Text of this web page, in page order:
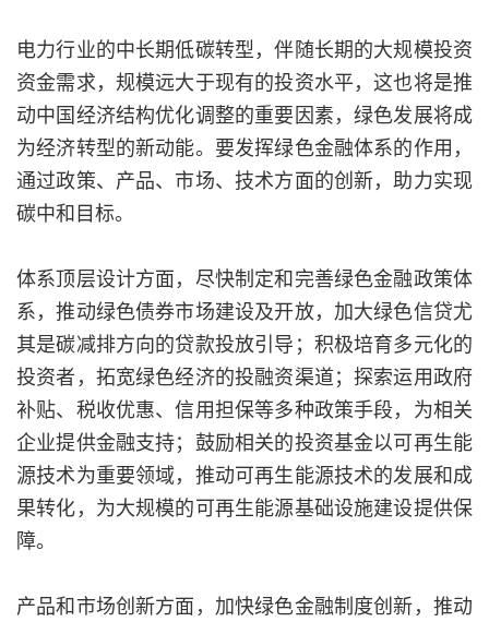
电力行业的中长期低碳转型，伴随长期的大规模投资
资金需求，规模远大于现有的投资水平，这也将是推
动中国经济结构优化调整的重要因素，绿色发展将成
为经济转型的新动能。要发挥绿色金融体系的作用，
通过政策、产品、市场、技术方面的创新，助力实现
碳中和目标。
体系顶层设计方面，尽快制定和完善绿色金融政策体
系，推动绿色债券市场建设及开放，加大绿色信贷尤
其是碳减排方向的贷款投放引导；积极培育多元化的
投资者，拓宽绿色经济的投融资渠道；探索运用政府
补贴、税收优惠、信用担保等多种政策手段，为相关
企业提供金融支持；鼓励相关的投资基金以可再生能
源技术为重要领域，推动可再生能源技术的发展和成
果转化，为大规模的可再生能源基础设施建设提供保
障。
产品和市场创新方面，加快绿色金融制度创新，推动